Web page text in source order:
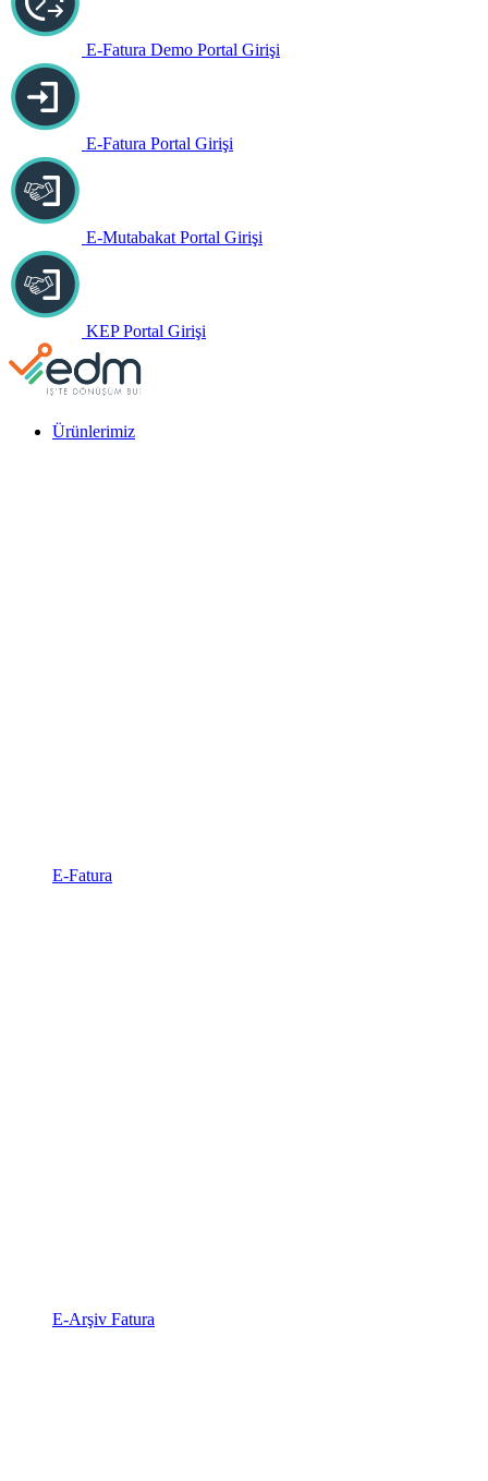
E-Fatura Demo Portal Girişi
E-Fatura Portal Girişi
E-Mutabakat Portal Girişi
KEP Portal Girişi
Ürünlerimiz
E-Fatura
E-Arşiv Fatura